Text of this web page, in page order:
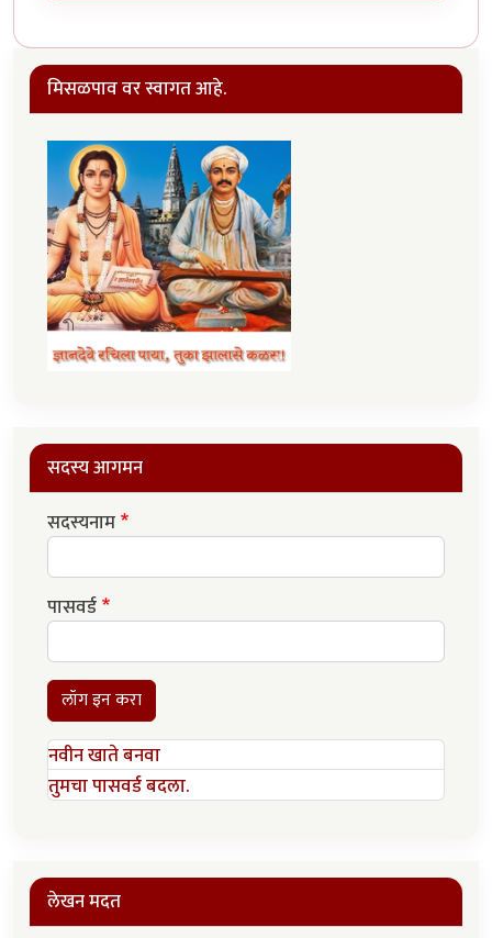
मिसळपाव वर स्वागत आहे.
सदस्य आगमन
सदस्यनाम
पासवर्ड
लॉग इन करा
नवीन खाते बनवा
तुमचा पासवर्ड बदला.
लेखन मदत